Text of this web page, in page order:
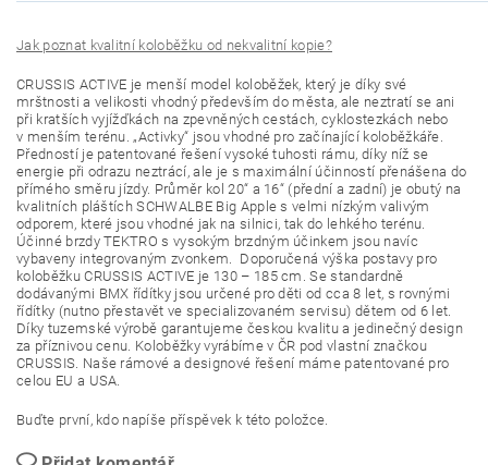
Jak poznat kvalitní koloběžku od nekvalitní kopie?
CRUSSIS ACTIVE je menší model koloběžek, který je díky své
mrštnosti a velikosti vhodný především do města, ale neztratí se ani
při kratších vyjížďkách na zpevněných cestách, cyklostezkách nebo
v menším terénu. „Activky“ jsou vhodné pro začínající koloběžkáře.
Předností je patentované řešení vysoké tuhosti rámu, díky níž se
energie při odrazu neztrácí, ale je s maximální účinností přenášena do
přímého směru jízdy. Průměr kol 20“ a 16“ (přední a zadní) je obutý na
kvalitních pláštích SCHWALBE Big Apple s velmi nízkým valivým
odporem, které jsou vhodné jak na silnici, tak do lehkého terénu.
Účinné brzdy TEKTRO s vysokým brzdným účinkem jsou navíc
vybaveny integrovaným zvonkem. Doporučená výška postavy pro
koloběžku CRUSSIS ACTIVE je 130 – 185 cm. Se standardně
dodávanými BMX řídítky jsou určené pro děti od cca 8 let, s rovnými
řídítky (nutno přestavět ve specializovaném servisu) dětem od 6 let.
Díky tuzemské výrobě garantujeme českou kvalitu a jedinečný design
za příznivou cenu. Koloběžky vyrábíme v ČR pod vlastní značkou
CRUSSIS. Naše rámové a designové řešení máme patentované pro
celou EU a USA.
Buďte první, kdo napíše příspěvek k této položce.